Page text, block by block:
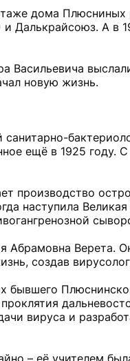
дома
и Далькрайсоюз. А в
Васильевича
новую жизнь.
ещё в 1925 году.
производство
наступила
Абрамовна Верета.
создав
бывшего
вируса и
– её учителем